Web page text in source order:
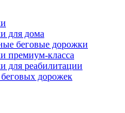
для дома
беговые дорожки
премиум-класса
для реабилитации
дорожек